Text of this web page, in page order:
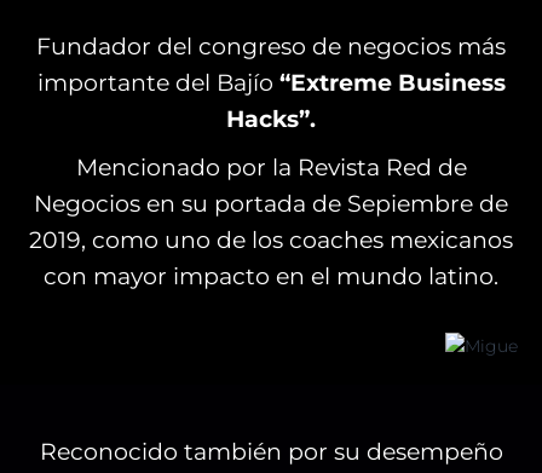
Fundador del congreso de negocios más
importante del Bajío “Extreme Business
Hacks”.
Mencionado por la Revista Red de
Negocios en su portada de Sepiembre de
2019, como uno de los coaches mexicanos
con mayor impacto en el mundo latino.
Reconocido también por su desempeño